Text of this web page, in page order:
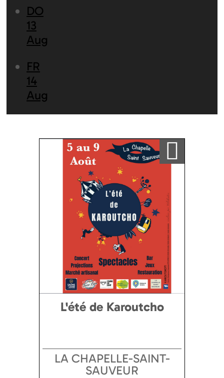
DO
13
Aug
FR
14
Aug
Ajouter a ma sélection
L'été de Karoutcho
LA CHAPELLE-SAINT-
SAUVEUR